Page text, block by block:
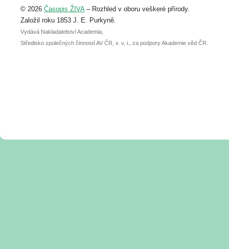
abstraktu přihlášené přednášky nebo
posteru je už 30. června.
© 2026 Časopis ŽIVA– Rozhled v oboru veškeré přírody.
Založil roku 1853 J. E. Purkyně.
Vydává Nakladatelství Academia,
Středisko společných činností AV ČR, v. v. i., za podpory Akademie věd ČR.